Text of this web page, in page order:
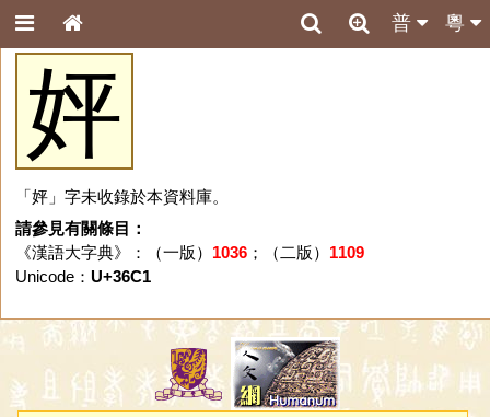
粵
普
㛁
「㛁」字未收錄於本資料庫。
請參見有關條目：
《漢語大字典》：（一版） 1036；（二版） 1109
Unicode： U+36C1